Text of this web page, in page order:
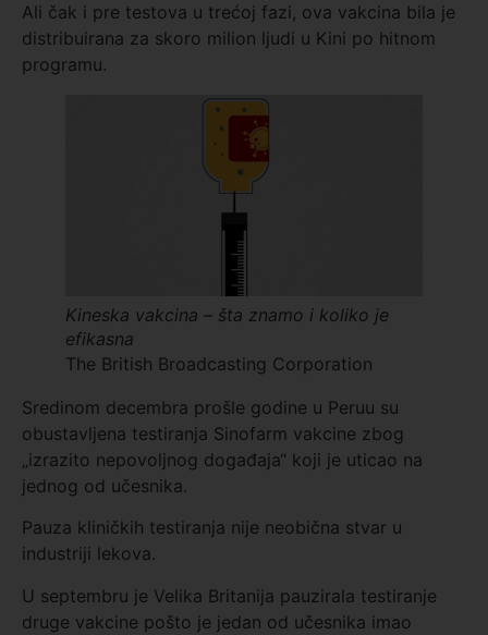
Ali čak i pre testova u trećoj fazi, ova vakcina bila je
distribuirana za skoro milion ljudi u Kini po hitnom
programu.
Kineska vakcina – šta znamo i koliko je
efikasna
The British Broadcasting Corporation
Sredinom decembra prošle godine u Peruu su
obustavljena testiranja Sinofarm vakcine zbog
„izrazito nepovoljnog događaja“ koji je uticao na
jednog od učesnika.
Pauza kliničkih testiranja nije neobična stvar u
industriji lekova.
U septembru je Velika Britanija pauzirala testiranje
druge vakcine pošto je jedan od učesnika imao